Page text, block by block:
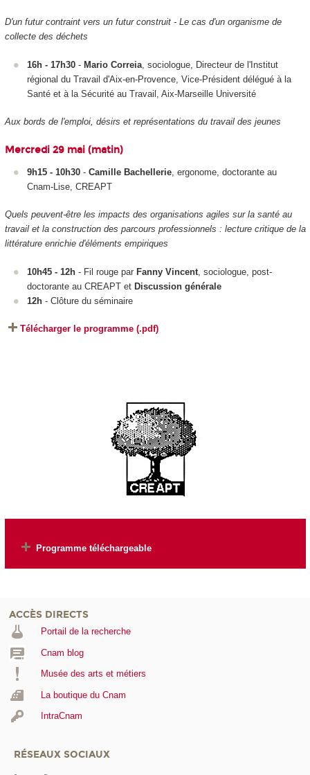
D'un futur contraint vers un futur construit - Le cas d'un organisme de
collecte des déchets
16h - 17h30 - Mario Correia , sociologue, Directeur de l'Institut
régional du Travail d'Aix-en-Provence, Vice-Président délégué à la
Santé et à la Sécurité au Travail, Aix-Marseille Université
Aux bords de l'emploi, désirs et représentations du travail des jeunes
Mercredi 29 mai (matin)
9h15 - 10h30 - Camille Bachellerie , ergonome, doctorante au
Cnam-Lise, CREAPT
Quels peuvent-être les impacts des organisations agiles sur la santé au
travail et la construction des parcours professionnels : lecture critique de la
littérature enrichie d'éléments empiriques
10h45 - 12h - Fil rouge par Fanny Vincent , sociologue, post-
doctorante au CREAPT et Discussion générale
12h - Clôture du séminaire
Télécharger le programme (.pdf)
Programme téléchargeable
ACCÈS DIRECTS
Portail de la recherche
Cnam blog
Musée des arts et métiers
La boutique du Cnam
IntraCnam
RÉSEAUX SOCIAUX